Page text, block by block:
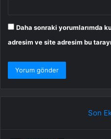
Daha sonraki yorumlarımda
adresim ve site adresim bu
Son